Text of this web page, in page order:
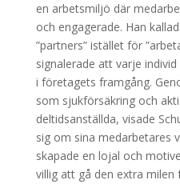
en arbetsmiljö där
och engagerade. Han
”partners” istället för
signalerade att varje
i företagets framgång.
som sjukförsäkring och
deltidsanställda, visade
sig om sina medarbetares
skapade en lojal och
villig att gå den extra